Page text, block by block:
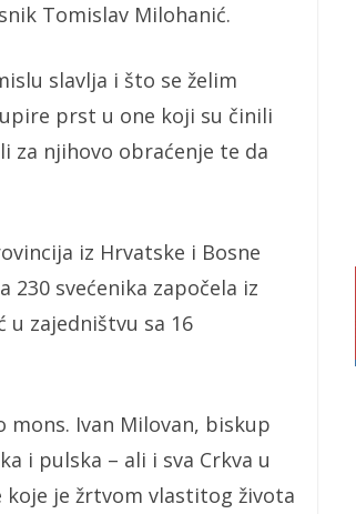
Tomislav Milohanić.
slavlja i što se želim
prst u one koji su činili
za njihovo obraćenje te da
iz Hrvatske i Bosne
230 svećenika započela iz
u zajedništvu sa 16
mons. Ivan Milovan, biskup
i pulska – ali i sva Crkva u
koje je žrtvom vlastitog života